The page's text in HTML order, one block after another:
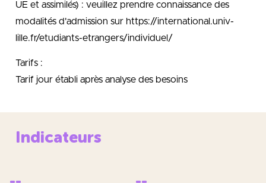
UE et assimilés) : veuillez prendre connaissance des
modalités d'admission sur https://international.univ-
lille.fr/etudiants-etrangers/individuel/
Tarifs :
Tarif jour établi après analyse des besoins
Indicateurs